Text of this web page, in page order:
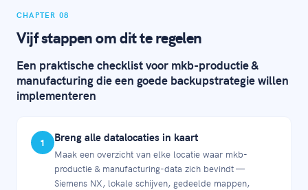
CHAPTER 08
Vijf stappen om dit te regelen
Een praktische checklist voor mkb-productie &
manufacturing die een goede backupstrategie willen
implementeren
1 Breng alle datalocaties in kaart
Maak een overzicht van elke locatie waar mkb-
productie & manufacturing-data zich bevindt —
Siemens NX, lokale schijven, gedeelde mappen,